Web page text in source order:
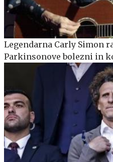
Legendarna Carly Simon
Parkinsonove bolezni in